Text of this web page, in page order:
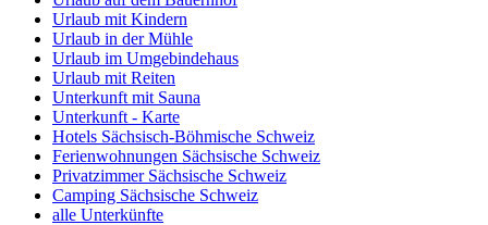
Urlaub mit Kindern
Urlaub in der Mühle
Urlaub im Umgebindehaus
Urlaub mit Reiten
Unterkunft mit Sauna
Unterkunft - Karte
Hotels Sächsisch-Böhmische Schweiz
Ferienwohnungen Sächsische Schweiz
Privatzimmer Sächsische Schweiz
Camping Sächsische Schweiz
alle Unterkünfte